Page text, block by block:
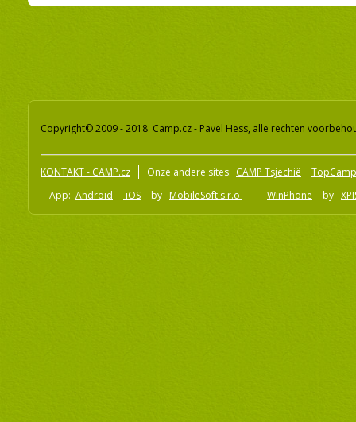
Copyright© 2009 - 2018 Camp.cz - Pavel Hess, alle rechten
KONTAKT - CAMP.cz Onze andere sites: CAMP Tsjechië
App: Android iOS by MobileSoft s.r.o WinPhone by